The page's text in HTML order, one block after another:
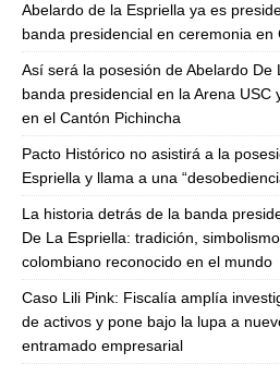
Abelardo de la Espriella ya es
banda presidencial en ceremonia en
Así será la posesión de Abelardo De
banda presidencial en la Arena USC
en el Cantón Pichincha
Pacto Histórico no asistirá a la
Espriella y llama a una
La historia detrás de la banda
De La Espriella: tradición,
colombiano reconocido en el mundo
Caso Lili Pink: Fiscalía amplía
de activos y pone bajo la lupa a
entramado empresarial